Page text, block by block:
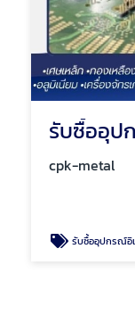
cpk-metal
รับซื้ออุปกรณ์อิเล็